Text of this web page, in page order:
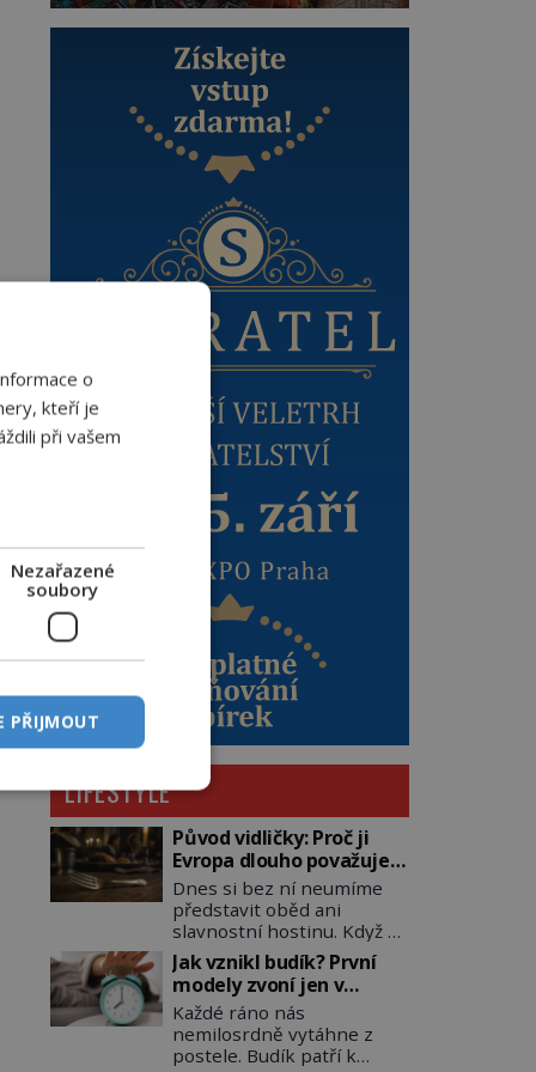
LIFESTYLE
Původ vidličky: Proč ji
Evropa dlouho považuje
za nástroj samotného
satana?
Dnes si bez ní neumíme
představit oběd ani
slavnostní hostinu. Když se
však vidlička v raném
středověku objevuje na
evropských stolech,
vzbuzuje pohoršení,
posměch i strach. Mnozí
duchovní ji označují za
Jak vznikl budík? První
modely zvoní jen v
jedinou nastavenou
hodinu
Každé ráno nás
nemilosrdně vytáhne z
postele. Budík patří k
o
kteří je
při vašem
Nezařazené
soubory
PŘIJMOUT